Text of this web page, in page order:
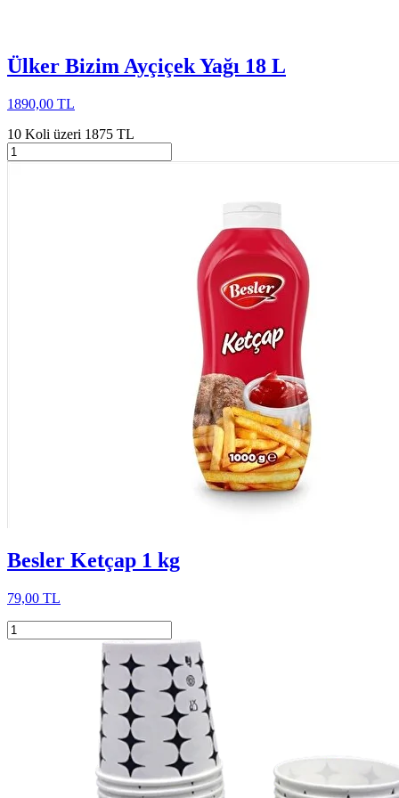
Ülker Bizim Ayçiçek Yağı 18 L
1890,00 TL
10 Koli üzeri 1875 TL
Besler Ketçap 1 kg
79,00 TL